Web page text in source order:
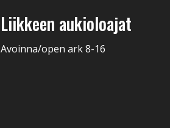
Liikkeen aukioloajat
Avoinna/open ark 8-16